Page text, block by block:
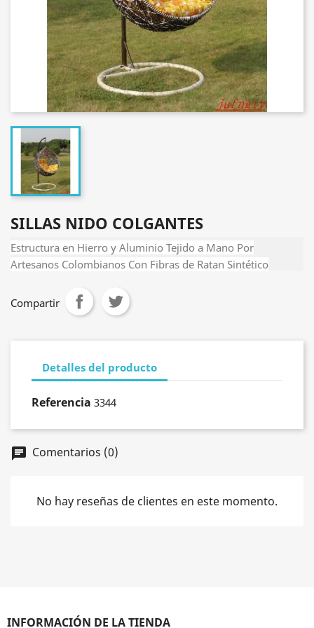
SILLAS NIDO COLGANTES
Estructura en Hierro y Aluminio Tejido a Mano Por
Artesanos Colombianos Con Fibras de Ratan Sintético
Compartir
Detalles del producto
Referencia 3344
chat Comentarios (0)
No hay reseñas de clientes en este momento.
INFORMACIÓN DE LA TIENDA